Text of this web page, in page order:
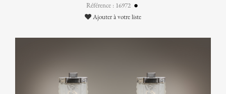
Référence : 16972
Ajouter à votre liste